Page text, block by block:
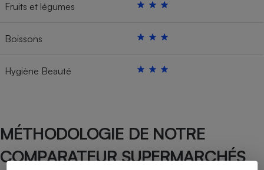
Fruits et légumes
Boissons
Hygiène Beauté
MÉTHODOLOGIE DE NOTRE
COMPARATEUR SUPERMARCHÉS